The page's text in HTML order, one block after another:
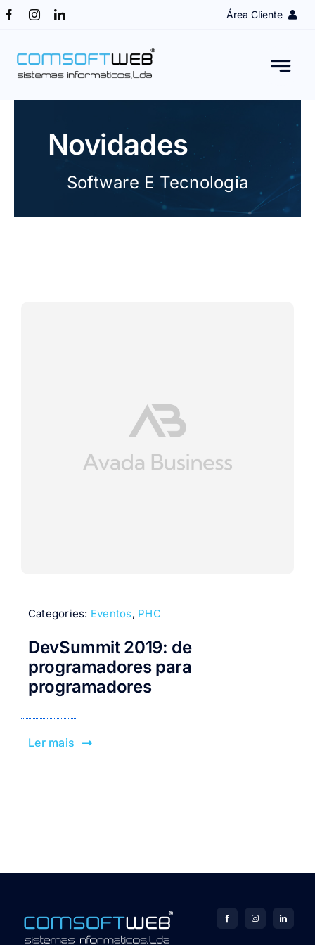
Skip
Área Cliente
Login Cliente
Obter Acesso
Assistência remota
Novidades
Software E Tecnologia
Categories: Eventos, PHC
DevSummit 2019: de
programadores para
programadores
Ler mais